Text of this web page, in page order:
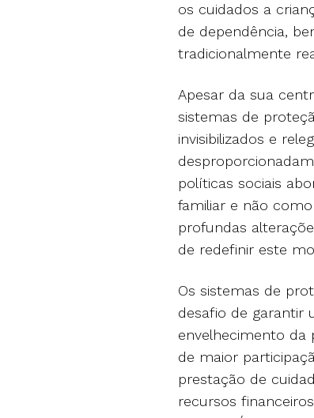
os cuidados a
de dependência,
tradicionalmente
Apesar da sua
sistemas de
invisibilizados e
políticas sociais
familiar e não
profundas
de redefinir este
Os sistemas de
desafio de garantir
envelhecimento da
de maior
prestação de
recursos